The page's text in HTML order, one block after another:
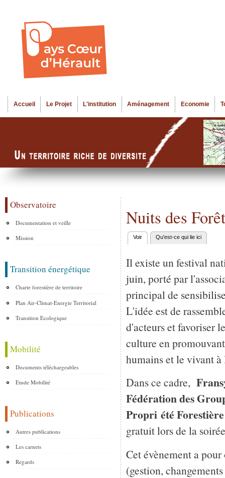
Menu principal
Accueil Le Projet L'institution Aménagement Economie
Observatoire
Documentation et veille
Mission
Transition énergétique
Charte forestière de territoire
Plan Air-Climat-Energie Territorial
Transition Ecologique
Mobilité
Documents téléchargeables
Etude Mobilité
Publications
Autres publications
Les carnets
Regards
Nuits des
Onglets principaux
Voir (onglet actif)
Qu'est-ce qui lie ici
Il existe un festival
juin, porté par
principal de
L'idée est de
d'acteurs et favoriser
culture en
humains et le vivant
Dans ce cadre,
Fédération des
Propri été Forestière
gratuit lors de la
Cet évènement a
(gestion,